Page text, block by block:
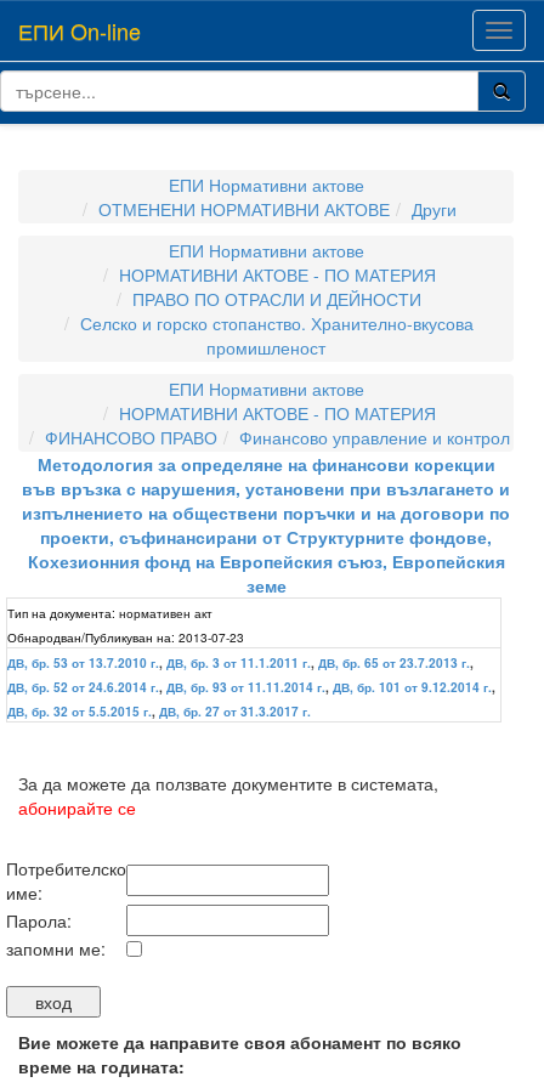
ЕПИ On-line
ЕПИ Нормативни актове
ОТМЕНЕНИ НОРМАТИВНИ АКТОВЕ
Други
ЕПИ Нормативни актове
НОРМАТИВНИ АКТОВЕ - ПО МАТЕРИЯ
ПРАВО ПО ОТРАСЛИ И ДЕЙНОСТИ
Селско и горско стопанство. Хранително-вкусова
промишленост
ЕПИ Нормативни актове
НОРМАТИВНИ АКТОВЕ - ПО МАТЕРИЯ
ФИНАНСОВО ПРАВО
Финансово управление и контрол
Методология за определяне на финансови корекции
във връзка с нарушения, установени при възлагането и
изпълнението на обществени поръчки и на договори по
проекти, съфинансирани от Структурните фондове,
Кохезионния фонд на Европейския съюз, Европейския
земе
Тип на документа: нормативен акт
Обнародван/Публикуван на: 2013-07-23
ДВ, бр. 53 от 13.7.2010 г., ДВ, бр. 3 от 11.1.2011 г., ДВ, бр. 65 от 23.7.2013 г.,
ДВ, бр. 52 от 24.6.2014 г., ДВ, бр. 93 от 11.11.2014 г., ДВ, бр. 101 от 9.12.2014 г.,
ДВ, бр. 32 от 5.5.2015 г., ДВ, бр. 27 от 31.3.2017 г.
За да можете да ползвате документите в системата,
абонирайте се
Потребителско
име:
Парола:
запомни ме:
Вие можете да направите своя абонамент по всяко
време на годината: